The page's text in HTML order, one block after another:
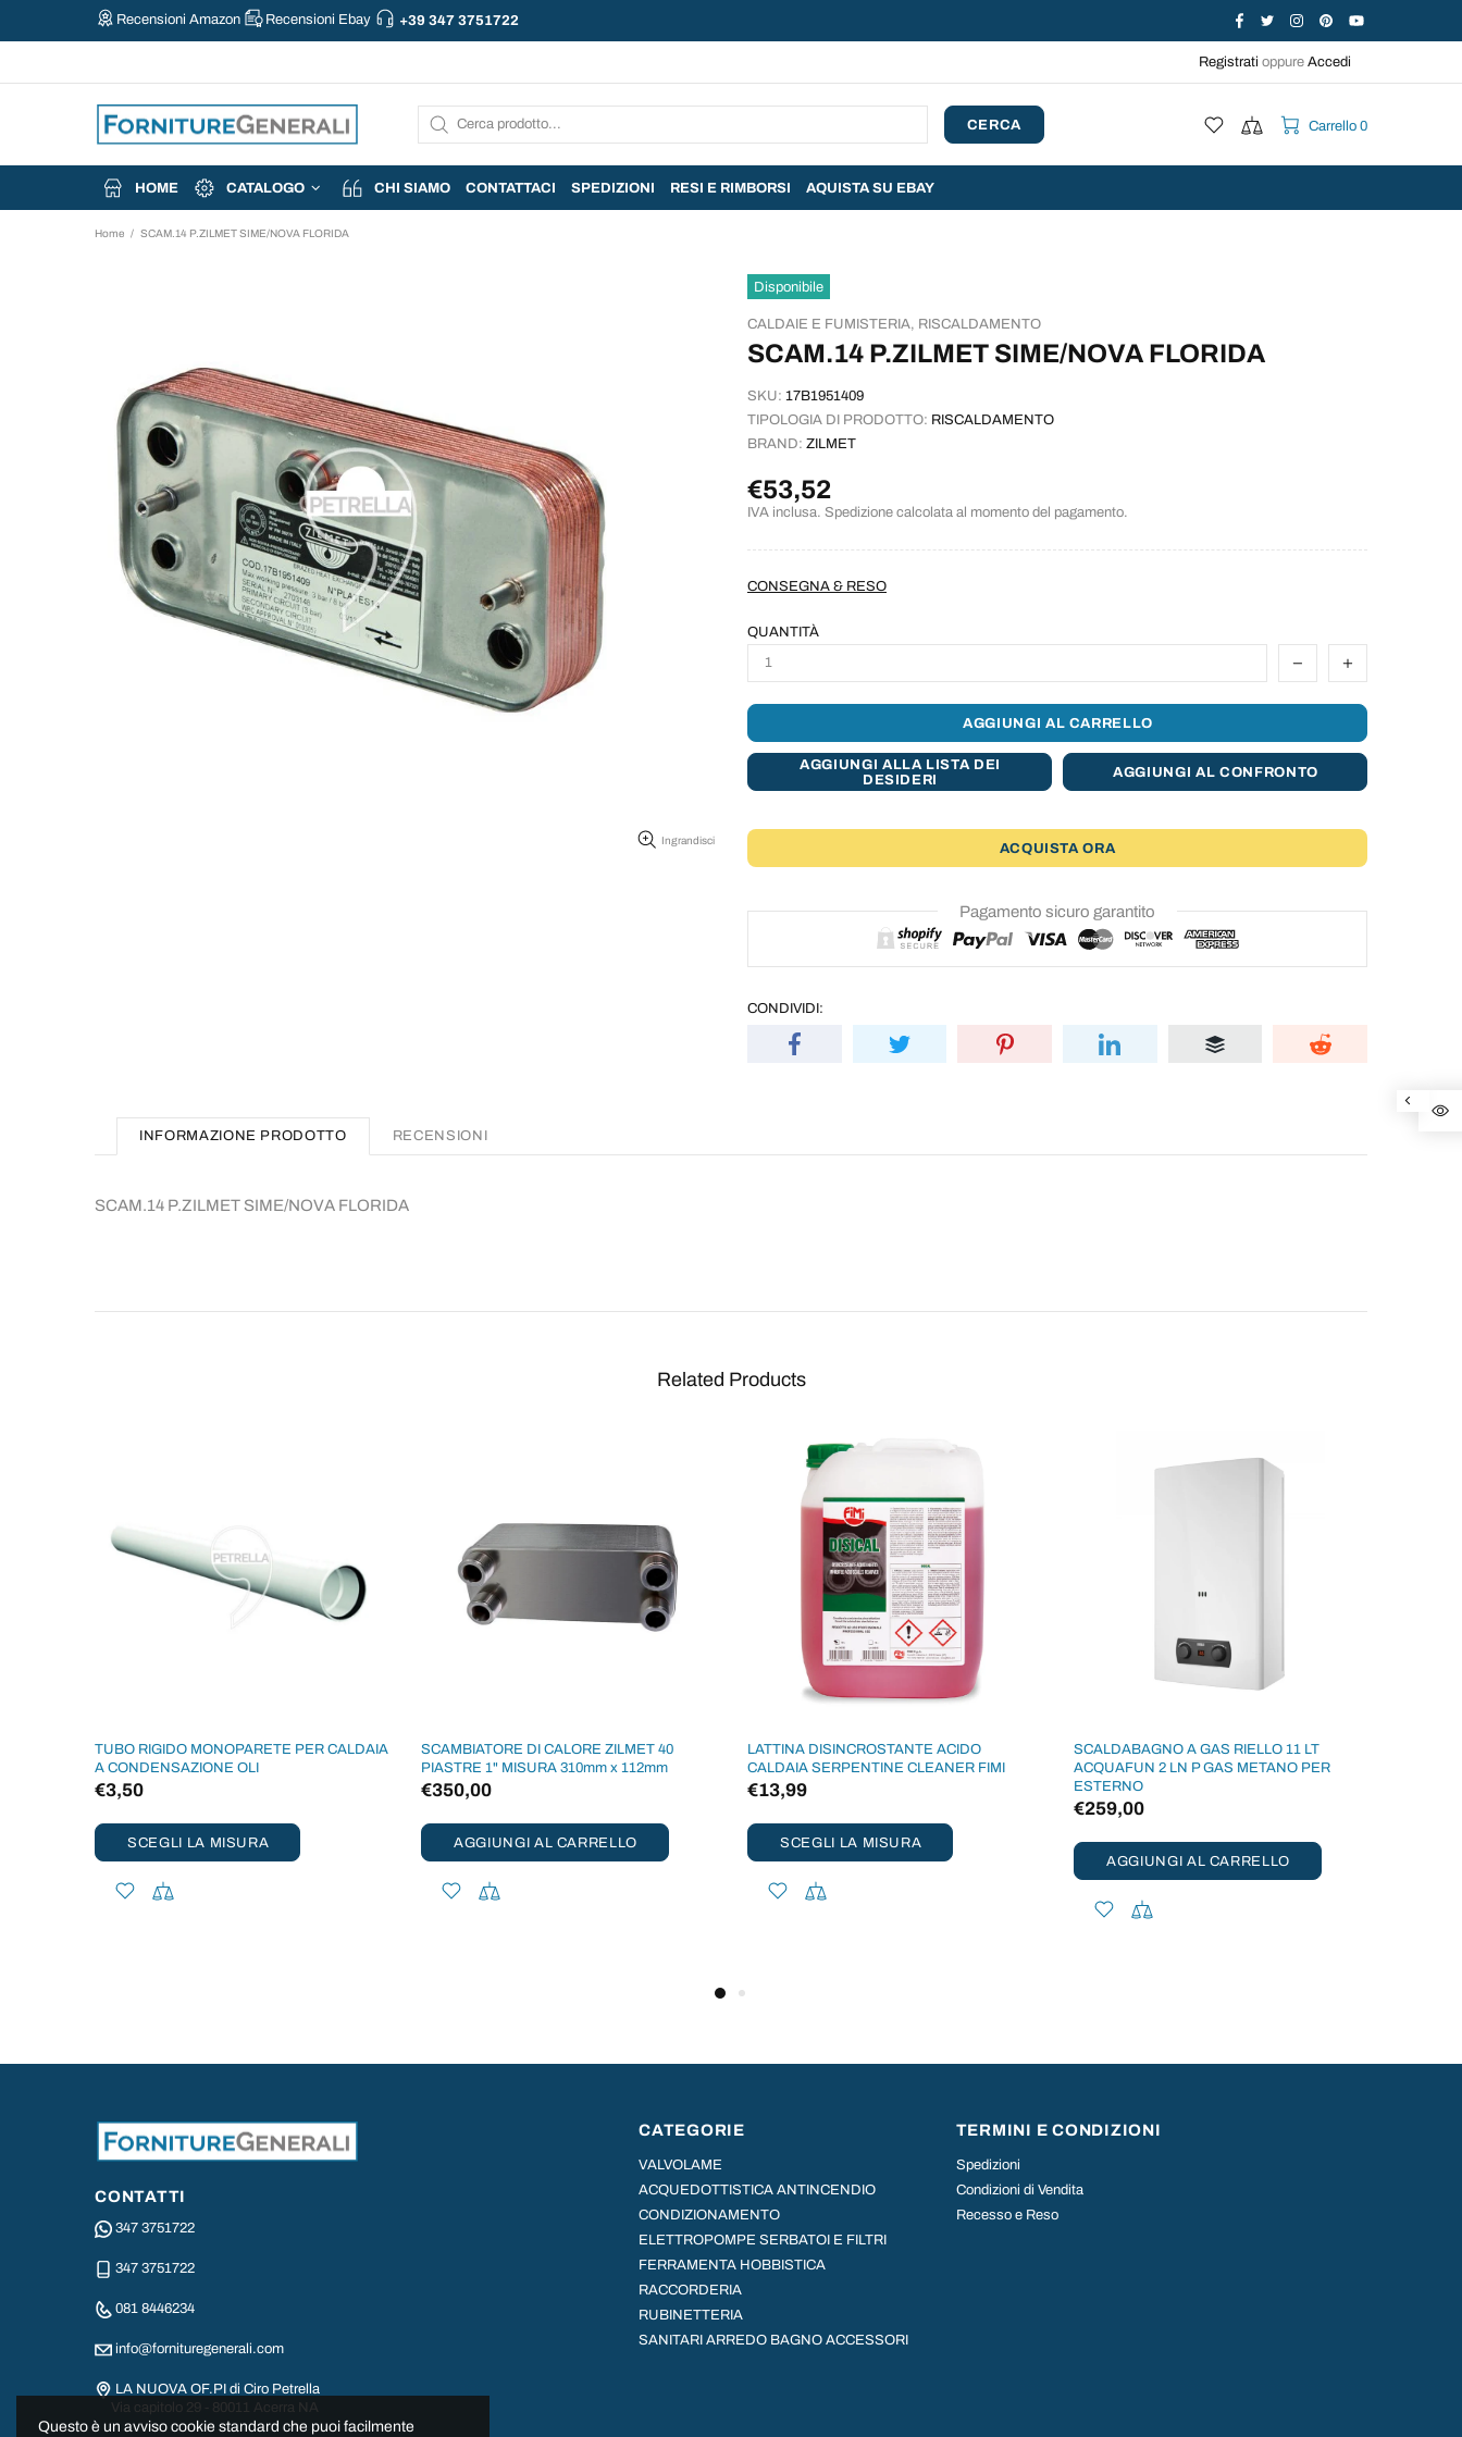
Recensioni Amazon Recensioni Ebay +39 347 3751722
Registrati oppure Accedi
CERCA Carrello 0
HOME CATALOGO CHI SIAMO CONTATTACI SPEDIZIONI RESI E RIMBORSI AQUISTA SU EBAY
Home SCAM.14 P.ZILMET SIME/NOVA FLORIDA
Ingrandisci
Disponibile
CALDAIE E FUMISTERIA, RISCALDAMENTO
SCAM.14 P.ZILMET SIME/NOVA FLORIDA
SKU: 17B1951409
TIPOLOGIA DI PRODOTTO: RISCALDAMENTO
BRAND: ZILMET
€53,52
IVA inclusa. Spedizione calcolata al momento del pagamento.
CONSEGNA & RESO
QUANTITÀ
AGGIUNGI AL CARRELLO
AGGIUNGI ALLA LISTA DEI
DESIDERI
AGGIUNGI AL CONFRONTO
ACQUISTA ORA
Pagamento sicuro garantito
CONDIVIDI:
INFORMAZIONE PRODOTTO RECENSIONI
SCAM.14 P.ZILMET SIME/NOVA FLORIDA
Related Products
TUBO RIGIDO MONOPARETE PER CALDAIA
A CONDENSAZIONE OLI
€3,50
SCEGLI LA MISURA
SCAMBIATORE DI CALORE ZILMET 40
PIASTRE 1" MISURA 310mm x 112mm
€350,00
AGGIUNGI AL CARRELLO
LATTINA DISINCROSTANTE ACIDO
CALDAIA SERPENTINE CLEANER FIMI
€13,99
SCEGLI LA MISURA
SCALDABAGNO A GAS RIELLO 11 LT
ACQUAFUN 2 LN P GAS METANO PER
ESTERNO
€259,00
AGGIUNGI AL CARRELLO
CONTATTI
347 3751722
347 3751722
081 8446234
info@fornituregenerali.com
LA NUOVA OF.PI di Ciro Petrella
Via capitolo 29 - 80011 Acerra NA
CATEGORIE
VALVOLAME
ACQUEDOTTISTICA ANTINCENDIO
CONDIZIONAMENTO
ELETTROPOMPE SERBATOI E FILTRI
FERRAMENTA HOBBISTICA
RACCORDERIA
RUBINETTERIA
SANITARI ARREDO BAGNO ACCESSORI
TERMINI E CONDIZIONI
Spedizioni
Condizioni di Vendita
Recesso e Reso
Questo è un avviso cookie standard che puoi facilmente